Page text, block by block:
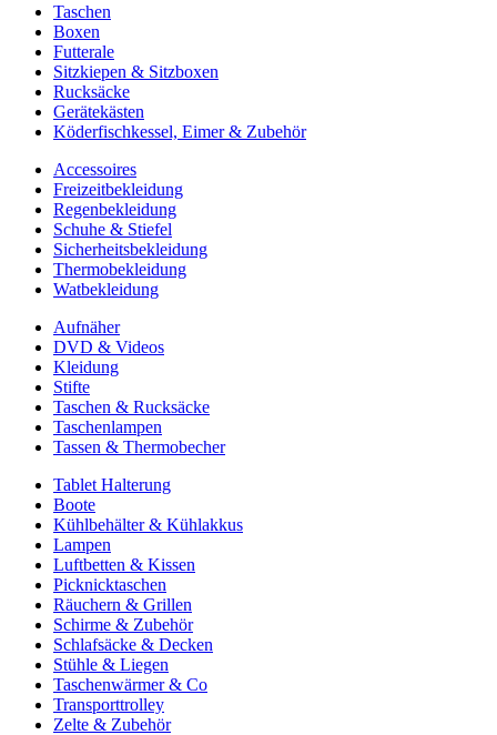
Taschen
Boxen
Futterale
Sitzkiepen & Sitzboxen
Rucksäcke
Gerätekästen
Köderfischkessel, Eimer & Zubehör
Accessoires
Freizeitbekleidung
Regenbekleidung
Schuhe & Stiefel
Sicherheitsbekleidung
Thermobekleidung
Watbekleidung
Aufnäher
DVD & Videos
Kleidung
Stifte
Taschen & Rucksäcke
Taschenlampen
Tassen & Thermobecher
Tablet Halterung
Boote
Kühlbehälter & Kühlakkus
Lampen
Luftbetten & Kissen
Picknicktaschen
Räuchern & Grillen
Schirme & Zubehör
Schlafsäcke & Decken
Stühle & Liegen
Taschenwärmer & Co
Transporttrolley
Zelte & Zubehör